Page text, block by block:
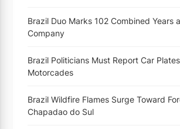
Brazil Duo Marks 102 Combined Years
Company
Brazil Politicians Must Report Car
Motorcades
Brazil Wildfire Flames Surge Toward
Chapadao do Sul